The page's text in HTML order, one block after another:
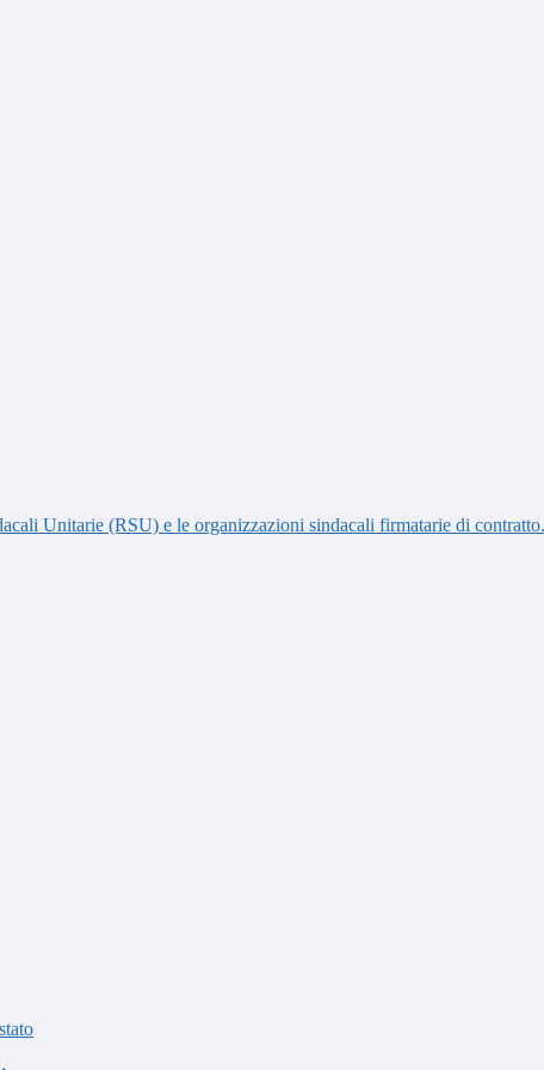
Unitarie (RSU) e le organizzazioni sindacali firmatarie di contratto.